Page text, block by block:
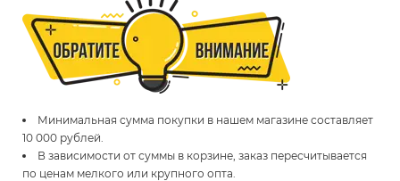
Минимальная сумма покупки в нашем магазине составляет
10 000 рублей.
В зависимости от суммы в корзине, заказ пересчитывается
по ценам мелкого или крупного опта.